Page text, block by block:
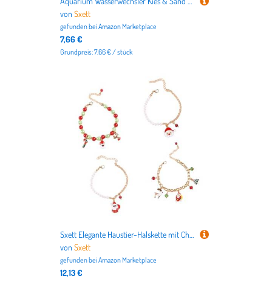
vonSxett
gefunden beiAmazon Marketplace
7,66 €
Grundpreis: 7.66 € / stück
Sxett Elegante Haustier-Halskette mit Charm-Anhänger, verstellbarer Halsschmuck für Katzen und Hunde, Weihnachtsfeier, Festival, Haustierzubehör
vonSxett
gefunden beiAmazon Marketplace
12,13 €